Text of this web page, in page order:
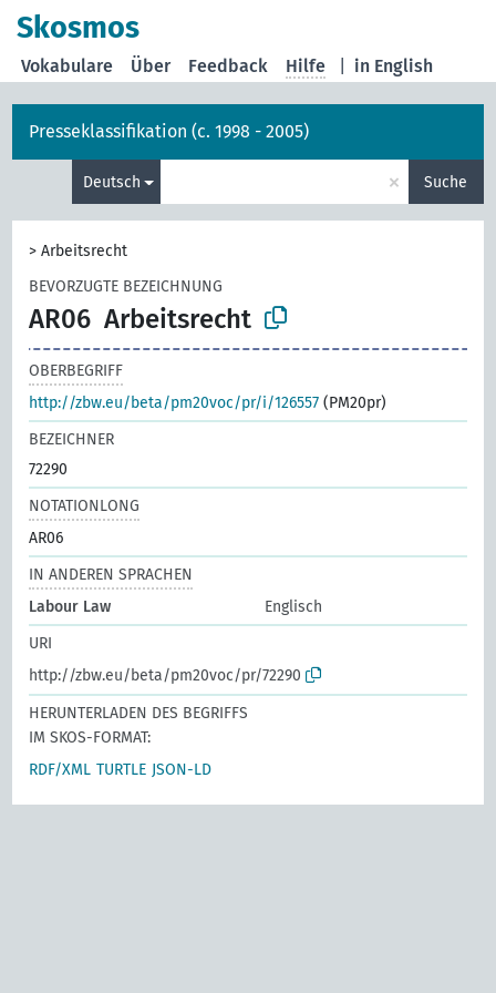
Skosmos
in English
Vokabulare Über Feedback Hilfe
Presseklassifikation (c. 1998 - 2005)
Deutsch × Suche
>Arbeitsrecht
BEVORZUGTE BEZEICHNUNG
AR06 Arbeitsrecht
OBERBEGRIFF
http://zbw.eu/beta/pm20voc/pr/i/126557 (PM20pr)
BEZEICHNER
72290
NOTATIONLONG
AR06
IN ANDEREN SPRACHEN
Labour Law
Englisch
URI
http://zbw.eu/beta/pm20voc/pr/72290
HERUNTERLADEN DES BEGRIFFS
IM SKOS-FORMAT:
RDF/XML TURTLE JSON-LD